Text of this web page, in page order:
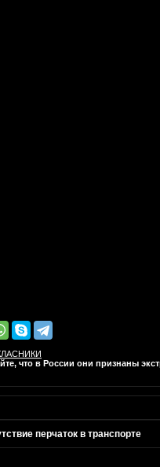
что в России они признаны
перчаток в транспорте